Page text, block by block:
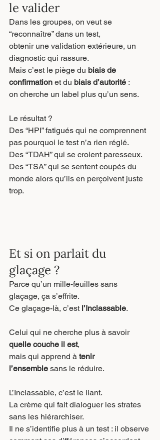
le valider
Dans les groupes, on veut se
“reconnaître” dans un test,
obtenir une validation extérieure, un
diagnostic qui rassure.
Mais c’est le piège du biais de
confirmation et du biais d’autorité :
on cherche un label plus qu’un sens.
Le résultat ?
Des “HPI” fatigués qui ne comprennent
pas pourquoi le test n’a rien réglé.
Des “TDAH” qui se croient paresseux.
Des “TSA” qui se sentent coupés du
monde alors qu’ils en perçoivent juste
trop.
Et si on parlait du
glaçage ?
Parce qu’un mille-feuilles sans
glaçage, ça s’effrite.
Ce glaçage-là, c’est l’Inclassable.
Celui qui ne cherche plus à savoir
quelle couche il est,
mais qui apprend à tenir
l’ensemble sans le réduire.
L’Inclassable, c’est le liant.
La crème qui fait dialoguer les strates
sans les hiérarchiser.
Il ne s’identifie plus à un test : il observe